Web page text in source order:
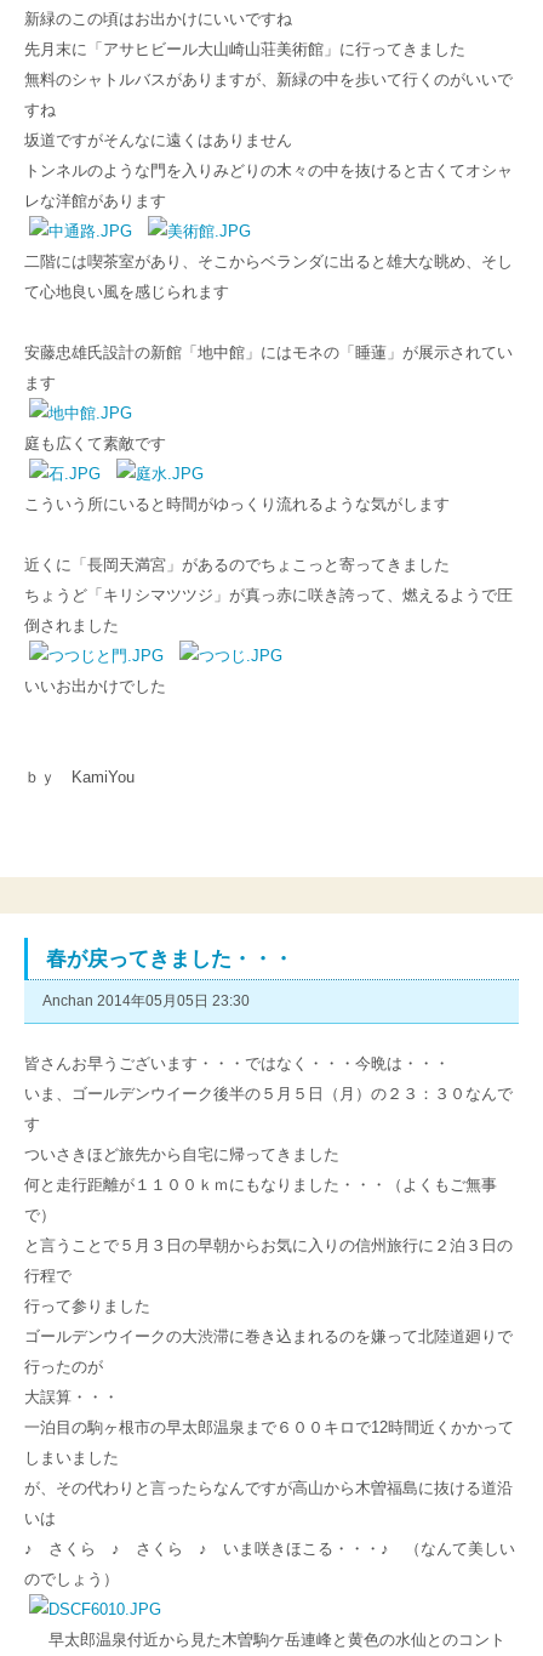
新緑のこの頃はお出かけにいいですね
先月末に「アサヒビール大山崎山荘美術館」に行ってきました
無料のシャトルバスがありますが、新緑の中を歩いて行くのがいいで
すね
坂道ですがそんなに遠くはありません
トンネルのような門を入りみどりの木々の中を抜けると古くてオシャ
レな洋館があります
二階には喫茶室があり、そこからベランダに出ると雄大な眺め、そし
て心地良い風を感じられます
安藤忠雄氏設計の新館「地中館」にはモネの「睡蓮」が展示されてい
ます
庭も広くて素敵です
こういう所にいると時間がゆっくり流れるような気がします
近くに「長岡天満宮」があるのでちょこっと寄ってきました
ちょうど「キリシマツツジ」が真っ赤に咲き誇って、燃えるようで圧
倒されました
いいお出かけでした
ｂｙ KamiYou
春が戻ってきました・・・
Anchan 2014年05月05日 23:30
皆さんお早うございます・・・ではなく・・・今晩は・・・
いま、ゴールデンウイーク後半の５月５日（月）の２３：３０なんで
す
ついさきほど旅先から自宅に帰ってきました
何と走行距離が１１００ｋｍにもなりました・・・（よくもご無事
で）
と言うことで５月３日の早朝からお気に入りの信州旅行に２泊３日の
行程で
行って参りました
ゴールデンウイークの大渋滞に巻き込まれるのを嫌って北陸道廻りで
行ったのが
大誤算・・・
一泊目の駒ヶ根市の早太郎温泉まで６００キロで12時間近くかかって
しまいました
が、その代わりと言ったらなんですが高山から木曽福島に抜ける道沿
いは
♪ さくら ♪ さくら ♪ いま咲きほこる・・・♪ （なんて美しい
のでしょう）
早太郎温泉付近から見た木曽駒ケ岳連峰と黄色の水仙とのコント